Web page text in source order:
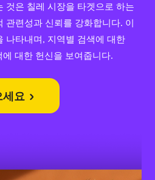
것은 칠레 시장을 타겟으로 하는
관련성과 신뢰를 강화합니다. 이
나타내며, 지역별 검색에 대한
대한 헌신을 보여줍니다.
요